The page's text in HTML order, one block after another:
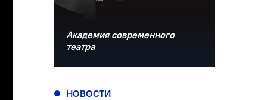
Академия современного
театра
НОВОСТИ